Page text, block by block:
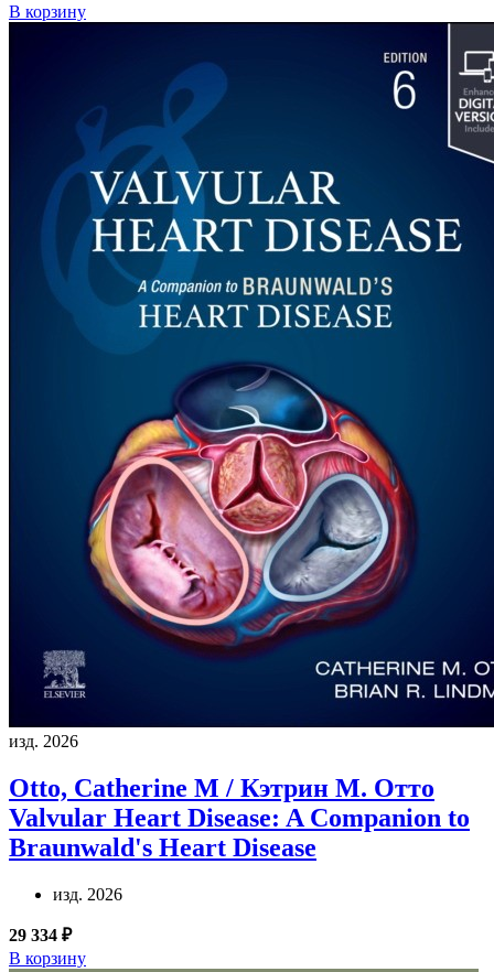
В корзину
изд. 2026
Otto, Catherine M / Кэтрин М. Отто
Valvular Heart Disease: A Companion to
Braunwald's Heart Disease
изд. 2026
29 334 ₽
В корзину